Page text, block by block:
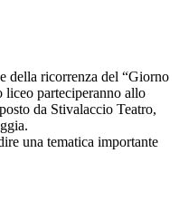
della ricorrenza del “Giorno
liceo parteciperanno allo
da Stivalaccio Teatro,
una tematica importante